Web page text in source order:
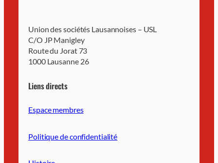
Union des sociétés Lausannoises – USL
C/O JP Manigley
Route du Jorat 73
1000 Lausanne 26
Liens directs
Espace membres
Politique de confidentialité